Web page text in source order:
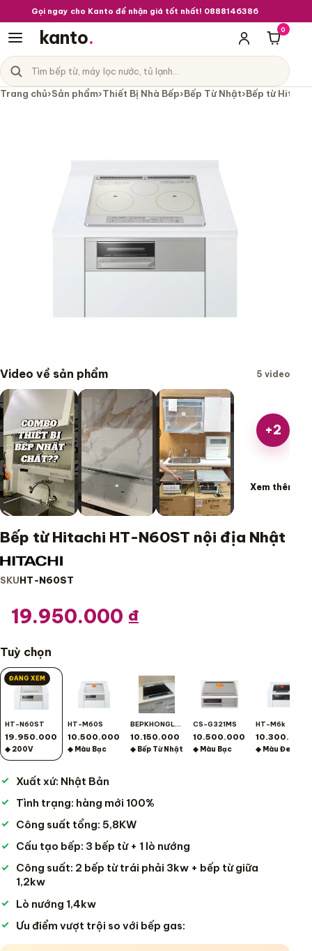
Gọi ngay cho Kanto để nhận giá tốt nhất! 0888146386
kanto.
Tìm sản phẩm
Danh mục sản phẩm
Giỏ
0
Bếp từ Hitachi HT-N60ST nội địa
Trang chủ›Sản phẩm›Thiết Bị Nhà Bếp›Bếp Từ Nhật›Bếp từ
Video về sản phẩm 5 video
+2
Xem thêm
Bếp từ Hitachi HT-N60ST nội địa Nhật
SKUHT-N60ST
19.950.000 ₫
Tuỳ chọn
ĐANG XEM
HT-N60ST
19.950.000
◆ 200V
HT-M60S
10.500.000
◆ Màu Bạc
BEPKHONGLONUONG
10.150.000
◆ Bếp Từ Nhật
CS-G321MS
10.500.000
◆ Màu Bạc
HT-M6k
10.300.000
◆ Màu Đen
Xuất xứ: Nhật Bản
Tình trạng: hàng mới 100%
Công suất tổng: 5,8KW
Cấu tạo bếp: 3 bếp từ + 1 lò nướng
Công suất: 2 bếp từ trái phải 3kw + bếp từ giữa
1,2kw
Lò nướng 1,4kw
Ưu điểm vượt trội so với bếp gas: